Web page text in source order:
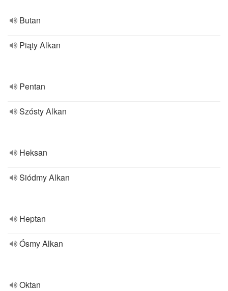
Butan
Piąty Alkan
Pentan
Szósty Alkan
Heksan
Siódmy Alkan
Heptan
Ósmy Alkan
Oktan